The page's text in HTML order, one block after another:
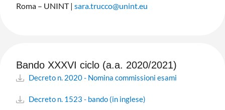
Roma – UNINT | sara.trucco@unint.eu
Bando XXXVI ciclo (a.a. 2020/2021)
Decreto n. 2020 - Nomina commissioni esami
Decreto n. 1523 - bando (in inglese)